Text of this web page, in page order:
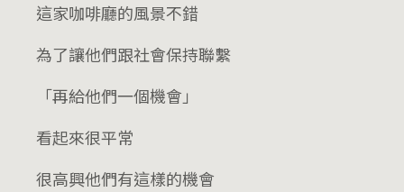
這家咖啡廳的風景不錯
為了讓他們跟社會保持聯繫
「再給他們一個機會」
看起來很平常
很高興他們有這樣的機會